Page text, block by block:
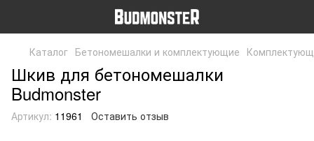
Каталог Бетономешалки и комплектующие
Шкив для бетономешалки
Budmonster
Артикул: 11961 Оставить отзыв